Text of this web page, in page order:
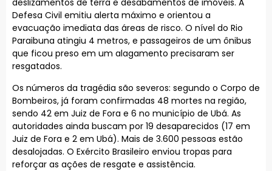
deslizamentos de terra e desabamentos de imóveis. A
Defesa Civil emitiu alerta máximo e orientou a
evacuação imediata das áreas de risco. O nível do Rio
Paraibuna atingiu 4 metros, e passageiros de um ônibus
que ficou preso em um alagamento precisaram ser
resgatados.
Os números da tragédia são severos: segundo o Corpo de
Bombeiros, já foram confirmadas 48 mortes na região,
sendo 42 em Juiz de Fora e 6 no município de Ubá. As
autoridades ainda buscam por 19 desaparecidos (17 em
Juiz de Fora e 2 em Ubá). Mais de 3.600 pessoas estão
desalojadas. O Exército Brasileiro enviou tropas para
reforçar as ações de resgate e assistência.